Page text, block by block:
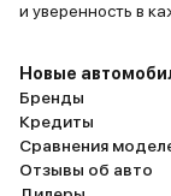
и уверенность в
Новые
Бренды
Кредиты
Сравнения
Отзывы об авто